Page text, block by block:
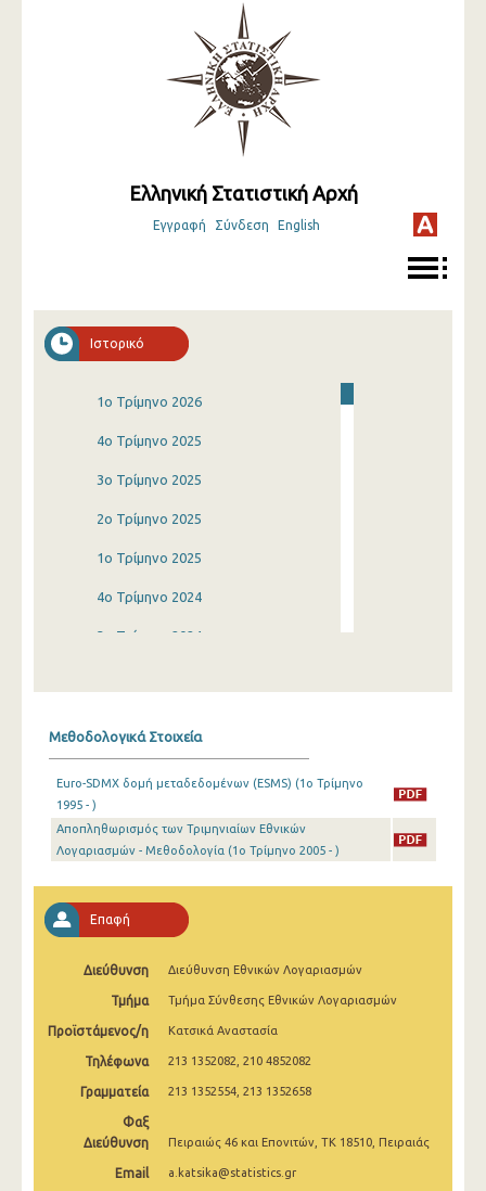
Ελληνική Στατιστική Αρχή
Εγγραφή Σύνδεση English
Ιστορικό
1o Τρίμηνο 2026
4o Τρίμηνο 2025
3o Τρίμηνο 2025
2o Τρίμηνο 2025
1o Τρίμηνο 2025
4o Τρίμηνο 2024
3o Τρίμηνο 2024
3o Τρίμηνο 2023
2o Τρίμηνο 2023
4o Τρίμηνο 2022
1o Τρίμηνο 2022
4o Τρίμηνο 2021
2o Τρίμηνο 2021
1o Τρίμηνο 2021
Μεθοδολογικά Στοιχεία
Euro-SDMX δομή μεταδεδομένων (ESMS) (1o Τρίμηνο
1995 - )
Αποπληθωρισμός των Τριμηνιαίων Εθνικών
Λογαριασμών - Μεθοδολογία (1o Τρίμηνο 2005 - )
Επαφή
Διεύθυνση Διεύθυνση Εθνικών Λογαριασμών
Τμήμα Τμήμα Σύνθεσης Εθνικών Λογαριασμών
Προϊστάμενος/η Κατσικά Αναστασία
Τηλέφωνα 213 1352082, 210 4852082
Γραμματεία 213 1352554, 213 1352658
Φαξ
Διεύθυνση
Πειραιώς 46 και Επονιτών, ΤΚ 18510, Πειραιάς
Email a.katsika@statistics.gr